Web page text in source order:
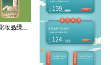
618年中购化妆品绿色金色中国风国潮电商店铺首页PC端首页